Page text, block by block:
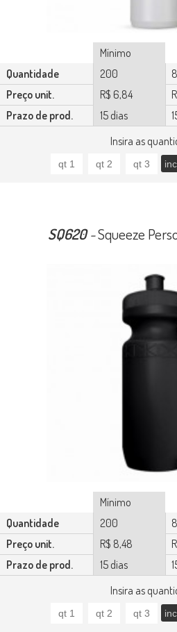
Insira as
Mínimo
Quantidade
200
Preço unit.
R$ 6,84
Prazo de prod.
15 dias
Insira as
SQ620-Squeeze
Mínimo
Quantidade
200
Preço unit.
R$ 8,48
Prazo de prod.
15 dias